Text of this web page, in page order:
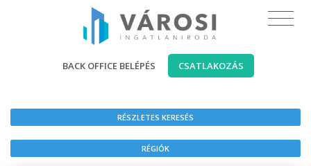
BACK OFFICE BELÉPÉS CSATLAKOZÁS
RÉSZLETES KERESÉS
RÉGIÓK